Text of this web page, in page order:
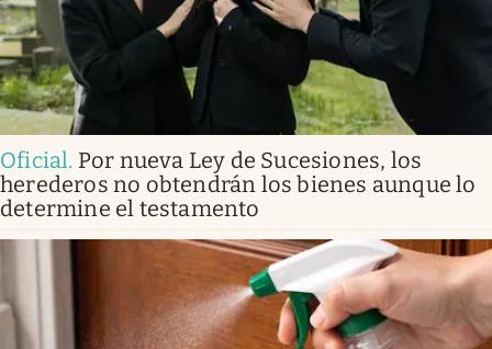
Oficial. Por nueva Ley de Sucesiones, los
herederos no obtendrán los bienes aunque lo
determine el testamento